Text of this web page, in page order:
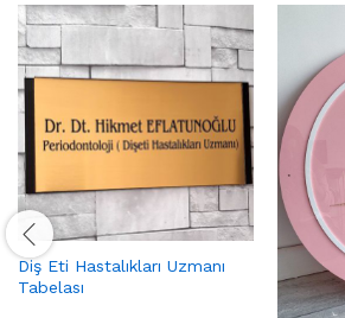
Diş Eti Hastalıkları Uzmanı
Tabelası